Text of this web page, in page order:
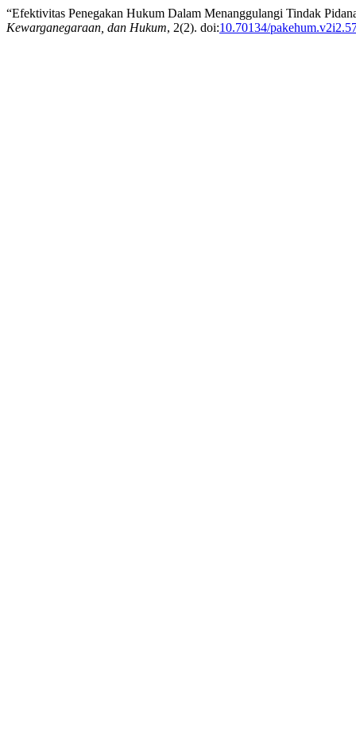
“Efektivitas Penegakan Hukum Dalam Menanggulangi Tindak
Kewarganegaraan, dan Hukum, 2(2). doi:10.70134/